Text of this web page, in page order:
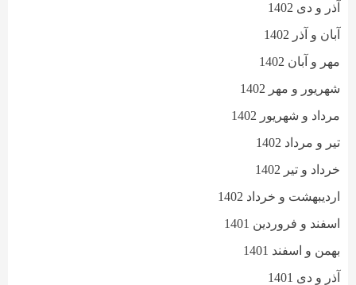
آذر و دی 1402
آبان و آذر 1402
مهر و آبان 1402
شهریور و مهر 1402
مرداد و شهریور 1402
تیر و مرداد 1402
خرداد و تیر 1402
اردیبهشت و خرداد 1402
اسفند و فروردین 1401
بهمن و اسفند 1401
آذر و دی 1401